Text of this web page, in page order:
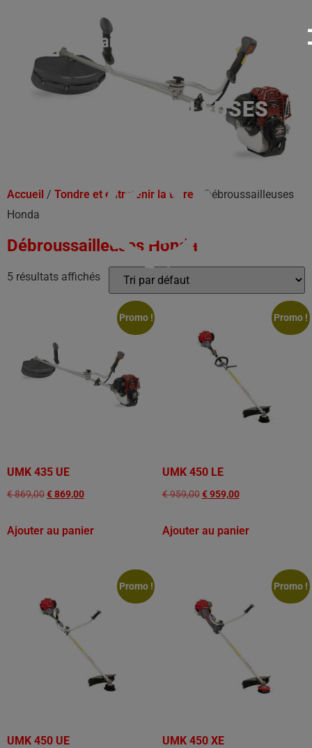
DÉBROUSSAILLEUSES
Accueil / Tondre et entretenir la terre / Débroussailleuses
Honda
Débroussailleuses Honda
5 résultats affichés
Promo !
UMK 435 UE
€869,00€869,00
Ajouter au panier
Promo !
UMK 450 LE
€959,00 €959,00
Ajouter au panier
Promo !
UMK 450 UE
Promo !
UMK 450 XE